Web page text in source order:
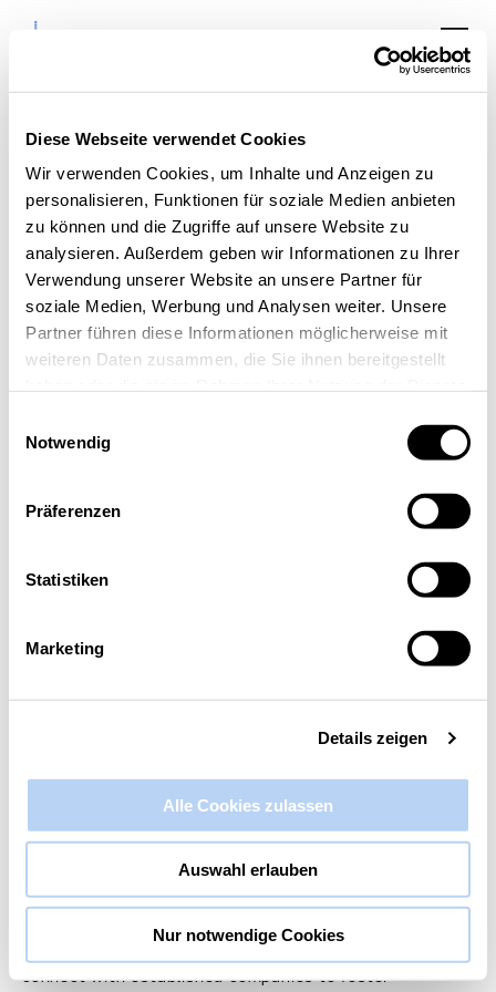
Diese Webseite verwendet Cookies
Wir verwenden Cookies, um Inhalte und Anzeigen zu
personalisieren, Funktionen für soziale Medien anbieten
zu können und die Zugriffe auf unsere Website zu
analysieren. Außerdem geben wir Informationen zu Ihrer
Verwendung unserer Website an unsere Partner für
soziale Medien, Werbung und Analysen weiter. Unsere
Partner führen diese Informationen möglicherweise mit
weiteren Daten zusammen, die Sie ihnen bereitgestellt
Notwendig
Präferenzen
Statistiken
Marketing
Details zeigen
Alle Cookies zulassen
Auswahl erlauben
Nur notwendige Cookies
OOTB.NRW auf
Hinterland of Things
OOTB.NRW auf Hinterland of Things
At Hinterland of Things, innovative B2B tech startups
connect with established companies to foster